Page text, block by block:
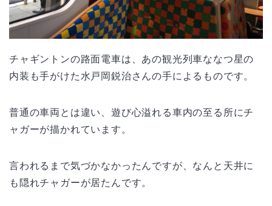
チャギントンの路面電車は、あの観光列車ななつ星の
内装も手がけた水戸岡鋭治さんの手によるものです。
普通の車両とは違い、遊び心溢れる車内の至る所にチ
ャガーが描かれています。
言われるまで気づかなかったんですが、なんと天井に
も隠れチャガーが居たんです。